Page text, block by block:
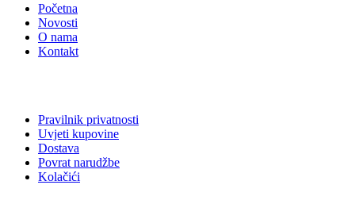
Početna
Novosti
O nama
Kontakt
Pravilnik privatnosti
Uvjeti kupovine
Dostava
Povrat narudžbe
Kolačići